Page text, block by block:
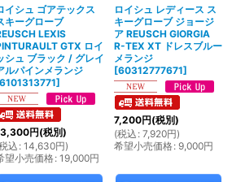
イシュ ゴアテックス
キーグローブ
LEXIS
GTX ロイ
シュ ブラック / グレイ
ルパインメランジ
]
円(税別)
込 : 14,630円)
望小売価格: 19,000円
ロイシュ レディース ス
キーグローブ ジョージ
ア REUSCH GIORGIA
R-TEX XT ドレスブルー
メランジ
[60312777671]
7,200円(税別)
(税込 : 7,920円)
希望小売価格: 9,000円